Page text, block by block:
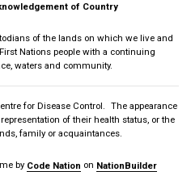
of Country
of the lands on which we live and
Nations people with a continuing
waters and community.
for Disease Control. The appearance
of their health status, or the
family or acquaintances.
by Code Nation on NationBuilder